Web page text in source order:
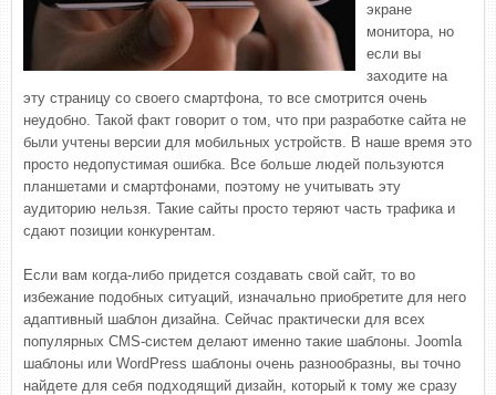
экране
монитора, но
если вы
заходите на
эту страницу со своего смартфона, то все смотрится очень
неудобно. Такой факт говорит о том, что при разработке сайта не
были учтены версии для мобильных устройств. В наше время это
просто недопустимая ошибка. Все больше людей пользуются
планшетами и смартфонами, поэтому не учитывать эту
аудиторию нельзя. Такие сайты просто теряют часть трафика и
сдают позиции конкурентам.
Если вам когда-либо придется создавать свой сайт, то во
избежание подобных ситуаций, изначально приобретите для него
адаптивный шаблон дизайна. Сейчас практически для всех
популярных CMS-систем делают именно такие шаблоны. Joomla
шаблоны или WordPress шаблоны очень разнообразны, вы точно
найдете для себя подходящий дизайн, который к тому же сразу